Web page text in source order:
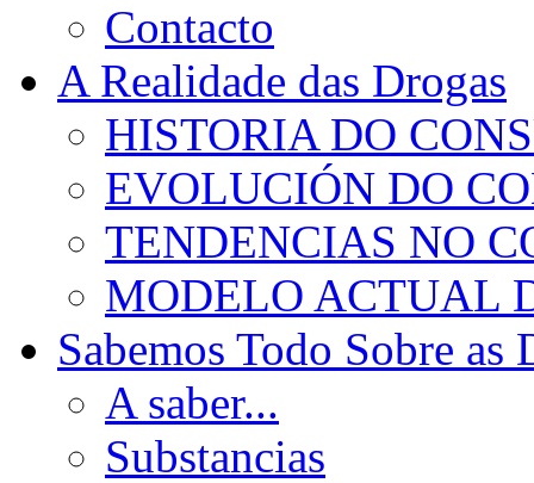
Contacto
A Realidade das Drogas
HISTORIA DO
EVOLUCIÓN DO
TENDENCIAS NO
MODELO ACTUAL
Sabemos Todo Sobre as
A saber...
Substancias